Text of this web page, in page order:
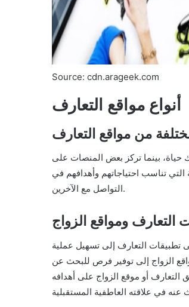
Source: cdn.arageek.com
أنواع مواقع التعارف
من مواقع التعارف
حياة، بينما تركز بعض المنصات على
تناسب احتياجاتهم وأهدافهم في
التواصل مع الآخرين.
التعارف ومواقع الزواج
التعارف إلى تسهيل عملية
الزواج إلى توفير فرص للبحث عن
التعارف أو موقع الزواج على أهدافه